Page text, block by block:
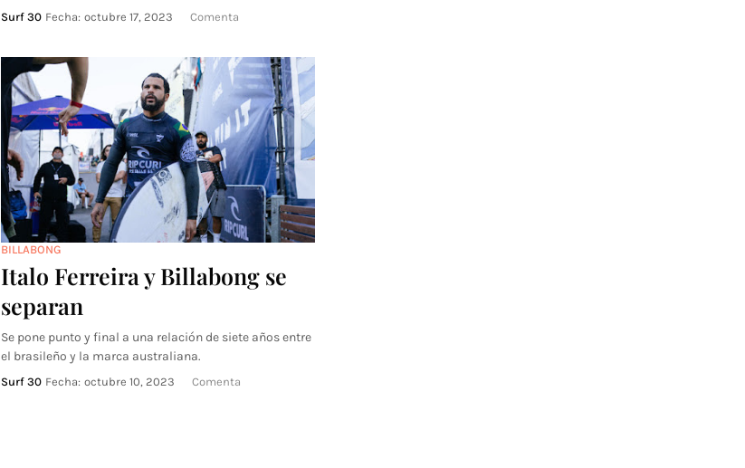
Surf 30 Fecha: octubre 17, 2023 Comenta
BILLABONG
Italo Ferreira y Billabong se
separan
Se pone punto y final a una relación de siete años entre
el brasileño y la marca australiana.
Surf 30 Fecha: octubre 10, 2023 Comenta